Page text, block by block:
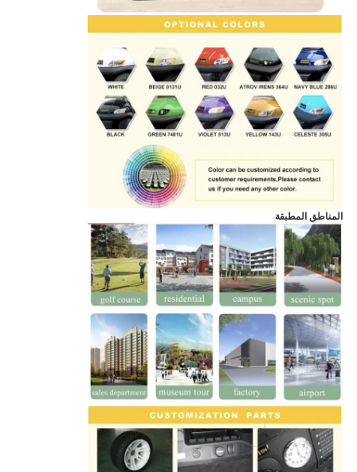
المناطق المطبقة